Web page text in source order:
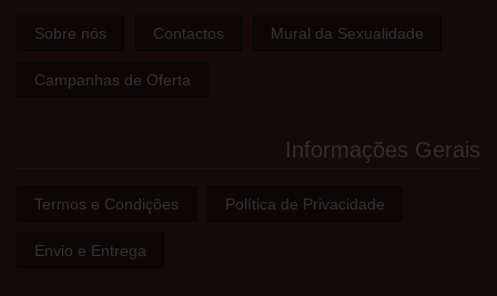
Sobre nós Contactos Mural da Sexualidade
Campanhas de Oferta
Informações Gerais
Termos e Condições Política de Privacidade
Envio e Entrega